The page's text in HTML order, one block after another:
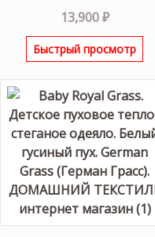
13,900₽
Быстрый просмотр